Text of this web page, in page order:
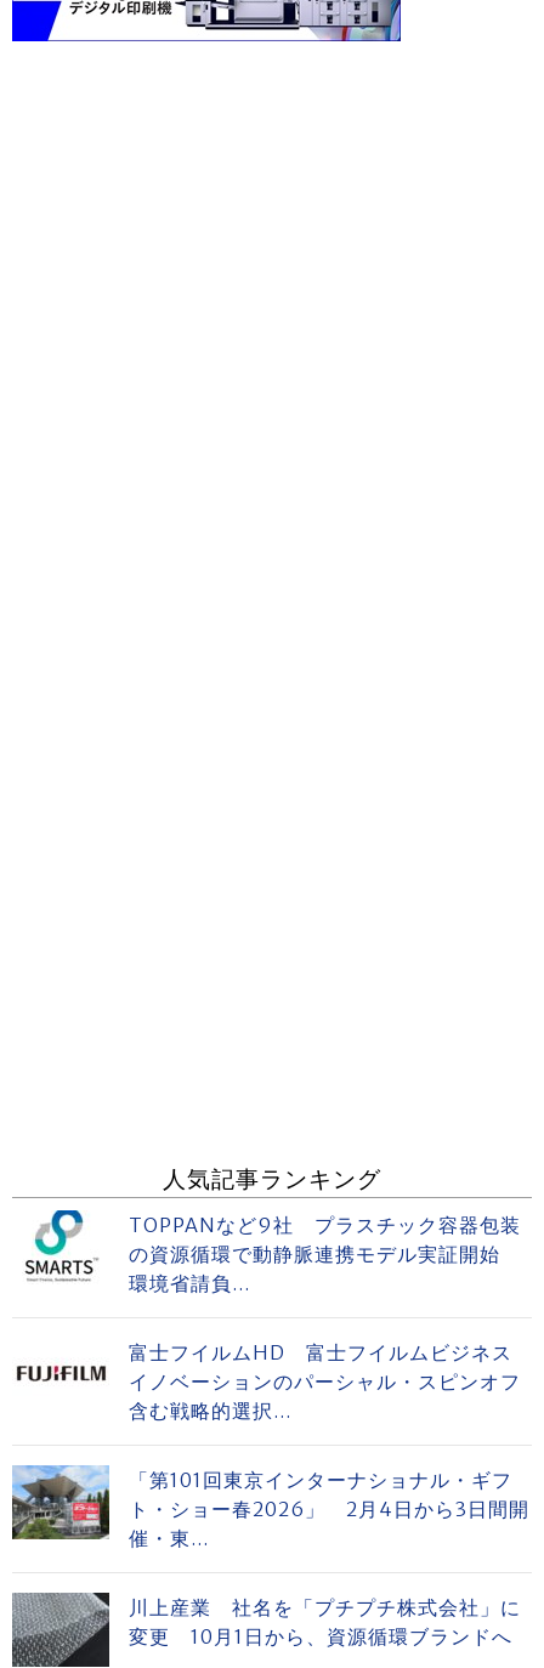
人気記事ランキング
TOPPANなど9社 プラスチック容器包装
の資源循環で動静脈連携モデル実証開始
環境省請負...
富士フイルムHD 富士フイルムビジネス
イノベーションのパーシャル・スピンオフ
含む戦略的選択...
「第101回東京インターナショナル・ギフ
ト・ショー春2026」 2月4日から3日間開
催・東...
川上産業 社名を「プチプチ株式会社」に
変更 10月1日から、資源循環ブランドへ